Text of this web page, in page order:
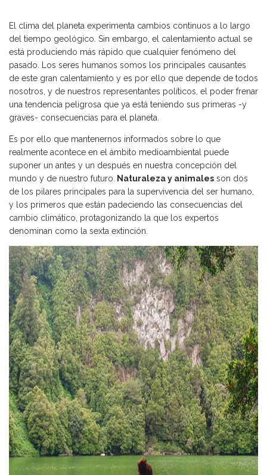
El clima del planeta experimenta cambios continuos a lo largo
del tiempo geológico. Sin embargo, el calentamiento actual se
está produciendo más rápido que cualquier fenómeno del
pasado. Los seres humanos somos los principales causantes
de este gran calentamiento y es por ello que depende de todos
nosotros, y de nuestros representantes políticos, el poder frenar
una tendencia peligrosa que ya está teniendo sus primeras -y
graves- consecuencias para el planeta.
Es por ello que mantenernos informados sobre lo que
realmente acontece en el ámbito medioambiental puede
suponer un antes y un después en nuestra concepción del
mundo y de nuestro futuro. Naturaleza y animales son dos
de los pilares principales para la supervivencia del ser humano,
y los primeros que están padeciendo las consecuencias del
cambio climático, protagonizando la que los expertos
denominan como la sexta extinción.